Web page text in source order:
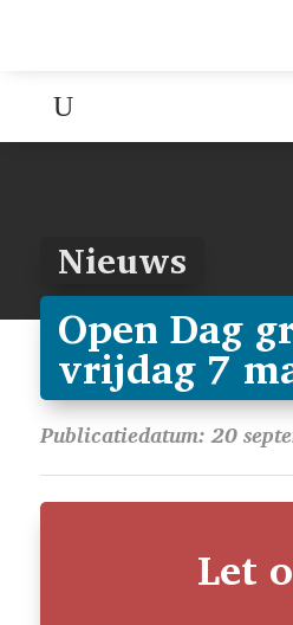
Nieuws
Open Dag
vrijdag 7
Publicatiedatum: 20
Let